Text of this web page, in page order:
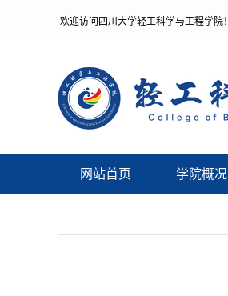
欢迎访问四川大学轻工科学与工程学院！
网站首页 学院概况